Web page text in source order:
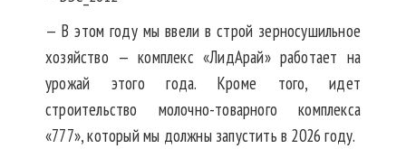
— В этом году мы ввели в строй зерносушильное
хозяйство — комплекс «ЛидАрай» работает на
урожай этого года. Кроме того, идет
строительство молочно-товарного комплекса
«777», который мы должны запустить в 2026 году.